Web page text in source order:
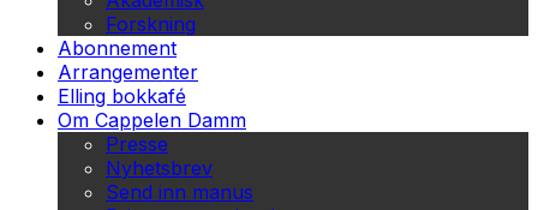
Forskning
Abonnement
Arrangementer
Elling bokkafé
Om Cappelen Damm
Presse
Nyhetsbrev
Send inn manus